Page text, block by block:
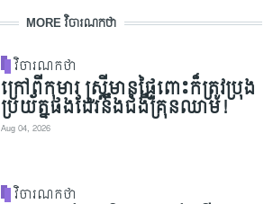
MORE វិចារណកថា
វិចារណកថា
ក្រៅពីកុមារ ស្ត្រីមានផ្ទៃពោះក៏ត្រូវប្រុង
ប្រយ័ត្នផងដែរនឹងជំងឺគ្រុនឈាម!
Aug 04, 2026
វិចារណកថា